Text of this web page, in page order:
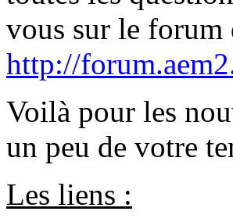
vous sur le
http://
Voilà pour les
un peu de votre
Les liens :